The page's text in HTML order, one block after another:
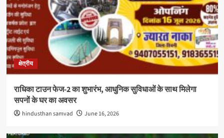
क्षेत्रीय
राधिका टाउन फेज-2 का शुभारंभ, आधुनिक सुविधाओं के साथ मिलेगा
सपनों के घर का अवसर
hindusthan samvad June 16, 2026